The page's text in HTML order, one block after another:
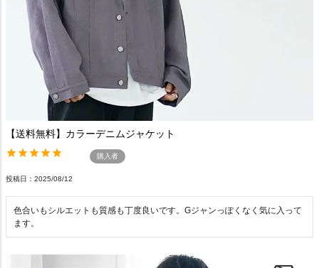
【送料無料】カラーデニムジャケット
購入者
投稿日 2025/08/12
色合いもシルエットも質感も丁度良いです。Gジャンっぽくなく気に入って
ます。